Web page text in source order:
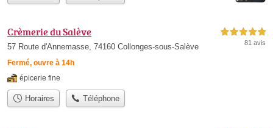
Crèmerie du Salève
57 Route d'Annemasse, 74160 Collonges-sous-Salève
Fermé, ouvre à 14h
5,0 étoiles sur 5
81 avis
épicerie fine
Horaires Téléphone